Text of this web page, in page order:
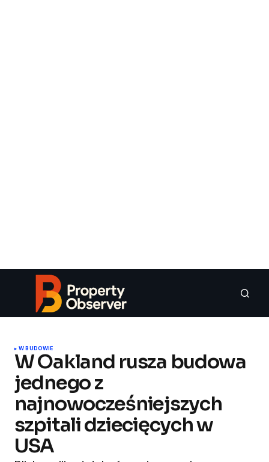
W BUDOWIE
W Oakland rusza budowa
jednego z
najnowocześniejszych
szpitali dziecięcych w
USA